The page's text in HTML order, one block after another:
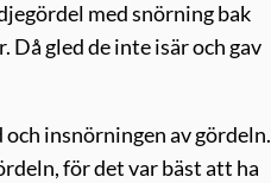
med snörning bak
Då gled de inte isär och gav
insnörningen av gördeln.
för det var bäst att ha